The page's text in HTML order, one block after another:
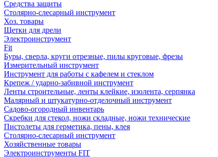
Средства защиты
Столярно-слесарный инструмент
Хоз. товары
Щетки для дрели
Электроинструмент
Fit
Буры, сверла, круги отрезные, пилы круговые, фрезы
Измерительный инструмент
Инструмент для работы с кафелем и стеклом
Крепеж / ударно-забивной инструмент
Ленты строительные, ленты клейкие, изолента, серпянка
Малярный и штукатурно-отделочный инструмент
Садово-огородный инвентарь
Скребки для стекол, ножи складные, ножи технические
Пистолеты для герметика, пены, клея
Столярно-слесарный инструмент
Хозяйственные товары
Электроинструменты FIT